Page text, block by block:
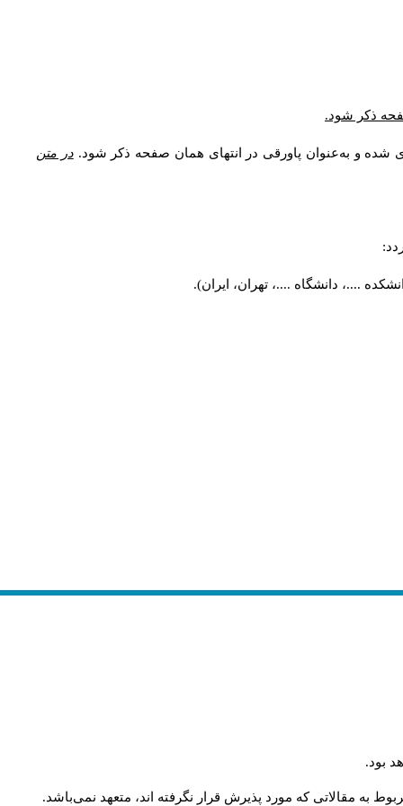
ذکر شود.
شده و به‌عنوان پاورقی در انتهای همان صفحه ذکر شود. در متن
....، دانشگاه ....، تهران، ایران).
بود.
به مقالاتی که مورد پذیرش قرار نگرفته اند، متعهد نمی‌باشد.